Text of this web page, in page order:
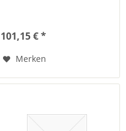
101,15 € *
Merken